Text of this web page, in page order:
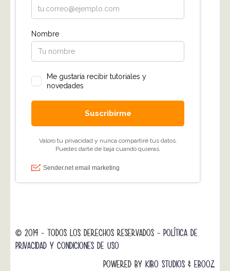
© 2014 - TODOS LOS DERECHOS RESERVADOS - POLÍTICA DE
PRIVACIDAD Y CONDICIONES DE USO
POWERED BY KIBO STUDIOS & EBOOZ